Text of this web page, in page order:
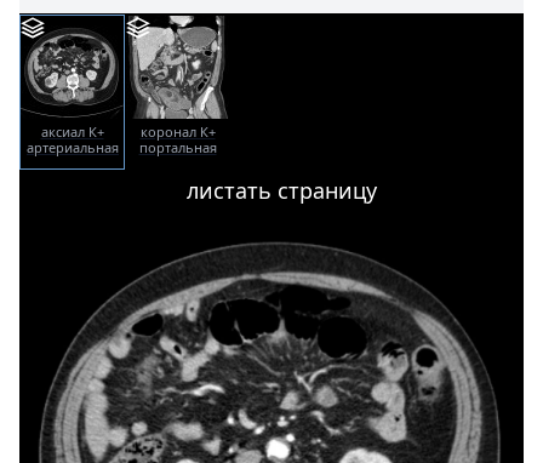
аксиал К+
артериальная
коронал К+
портальная
листать страницу